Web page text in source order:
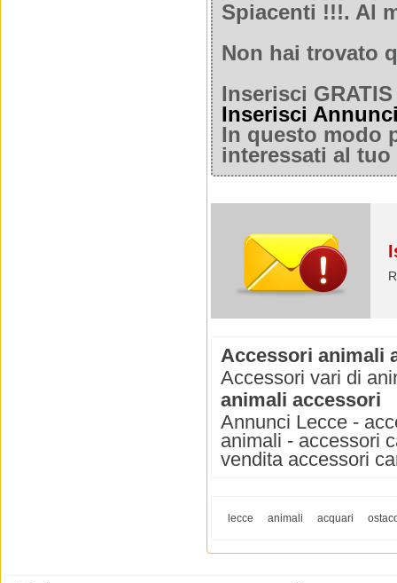
Spiacenti !!!. Al
Non hai trovato
Inserisci
Inserisci
In questo modo
interessati al
Accessori animali
Accessori vari di
animali accessori
Annunci Lecce -
animali - accessori
vendita accessori
lecce animali acquari